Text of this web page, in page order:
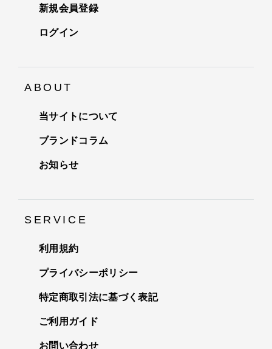
新規会員登録
ログイン
ABOUT
当サイトについて
ブランドコラム
お知らせ
SERVICE
利用規約
プライバシーポリシー
特定商取引法に基づく表記
ご利用ガイド
お問い合わせ